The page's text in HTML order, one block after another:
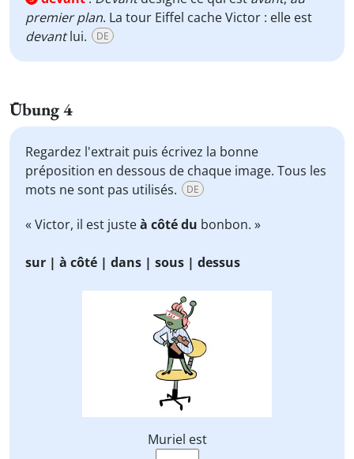
premier plan. La tour Eiffel cache Victor : elle est
devantlui. DE
Übung 4
Regardez l'extrait puis écrivez la bonne
préposition en dessous de chaque image. Tous les
mots ne sont pas utilisés.
DE
« Victor, il est justeà côté du bonbon. »
sur | à côté | dans | sous | dessus
Muriel est